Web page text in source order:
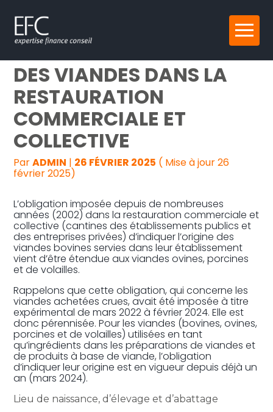
Aller
au
Reprise, transmission et création
Gestion au quotidien
Pilotage d’entreprise
Audit
MENTION DE L’ORIGINE
DES VIANDES DANS LA
RESTAURATION
COMMERCIALE ET
COLLECTIVE
ParADMIN | 26 FÉVRIER 2025 ( Mise à jour 26
février 2025)
L’obligation imposée depuis de nombreuses
années (2002) dans la restauration commerciale et
collective (cantines des établissements publics et
des entreprises privées) d’indiquer l’origine des
viandes bovines servies dans leur établissement
vient d’être étendue aux viandes ovines, porcines
et de volailles.
Rappelons que cette obligation, qui concerne les
viandes achetées crues, avait été imposée à titre
expérimental de mars 2022 à février 2024. Elle est
donc pérennisée. Pour les viandes (bovines, ovines,
porcines et de volailles) utilisées en tant
qu’ingrédients dans les préparations de viandes et
de produits à base de viande, l’obligation
d’indiquer leur origine est en vigueur depuis déjà un
an (mars 2024).
Lieu de naissance, d’élevage et d’abattage